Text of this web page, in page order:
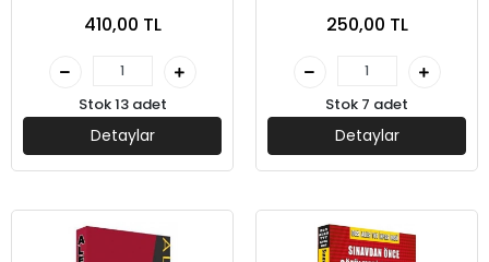
410,00 TL
Stok 13 adet
Detaylar
250,00 TL
Stok 7 adet
Detaylar